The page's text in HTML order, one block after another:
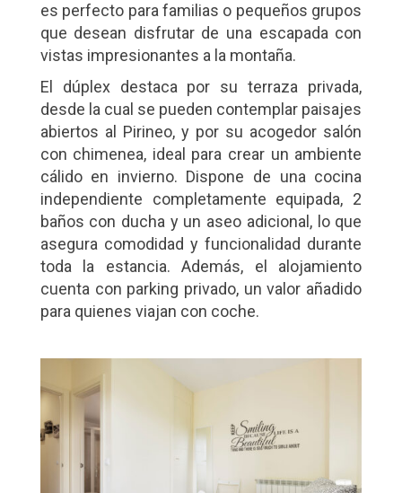
es perfecto para familias o pequeños grupos
que desean disfrutar de una escapada con
vistas impresionantes a la montaña.
El dúplex destaca por su terraza privada,
desde la cual se pueden contemplar paisajes
abiertos al Pirineo, y por su acogedor salón
con chimenea, ideal para crear un ambiente
cálido en invierno. Dispone de una cocina
independiente completamente equipada, 2
baños con ducha y un aseo adicional, lo que
asegura comodidad y funcionalidad durante
toda la estancia. Además, el alojamiento
cuenta con parking privado, un valor añadido
para quienes viajan con coche.